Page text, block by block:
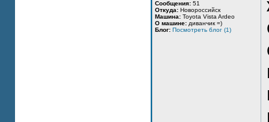
Сообщения: 51
Откуда: Новороссийск
Машина: Toyota Vista Ardeo
О машине: диванчик =)
Блог: Посмотреть блог (1)